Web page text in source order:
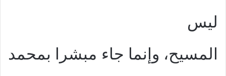
ليس
المسيح، وإنما جاء مبشرا بمحمد